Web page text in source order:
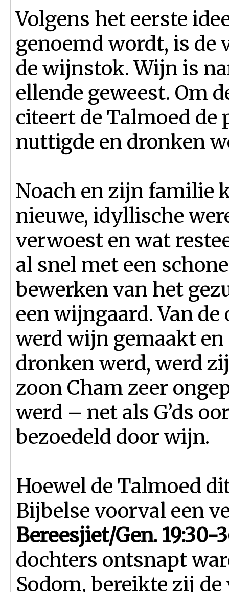
Volgens het eerste
genoemd wordt, is de
de wijnstok. Wijn is
ellende geweest. Om
citeert de Talmoed de
nuttigde en dronken
Noach en zijn familie
nieuwe, idyllische
verwoest en wat
al snel met een
bewerken van het
een wijngaard. Van
werd wijn gemaakt
dronken werd, werd
zoon Cham zeer
werd – net als G’ds
bezoedeld door wijn.
Hoewel de Talmoed
Bijbelse voorval een
Bereesjiet/Gen. 19:30-
dochters ontsnapt
Sodom, bereikte zij